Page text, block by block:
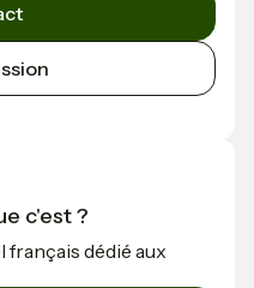
c'est ?
français dédié aux